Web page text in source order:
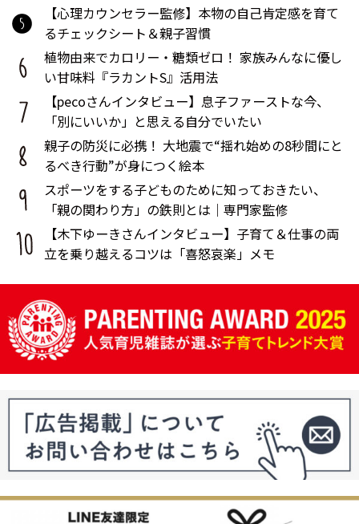
【心理カウンセラー監修】本物の自己肯定感を育て
るチェックシート＆親子習慣
植物由来でカロリー・糖類ゼロ！ 家族みんなに優し
い甘味料『ラカントS』活用法
【pecoさんインタビュー】息子ファーストな今、
「別にいいか」と思える自分でいたい
親子の防災に必携！ 大地震で“揺れ始めの8秒間にと
るべき行動”が身につく絵本
スポーツをする子どものために知っておきたい、
「親の関わり方」の鉄則とは｜専門家監修
【木下ゆーきさんインタビュー】子育て＆仕事の両
立を乗り越えるコツは「喜怒哀楽」メモ